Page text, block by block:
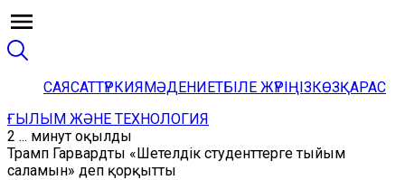
САЯСАТТҮРКИЯМӘДЕНИЕТБІЛЕ ЖҮРІҢІЗКӨЗҚАРАС
ҒЫЛЫМ ЖӘНЕ ТЕХНОЛОГИЯ
2 ... минут оқылды
Трамп Гарвардты «Шетелдік студенттерге тыйым
саламын» деп қорқытты